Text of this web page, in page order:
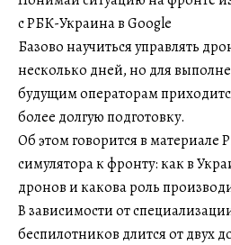
с РБК-Украина в Google
Базово научиться управлять
несколько дней, но для
будущим операторам
более долгую подготовку.
Об этом говорится в материале
симулятора к фронту: как в
дронов и какова роль
В зависимости от
беспилотников длится от двух